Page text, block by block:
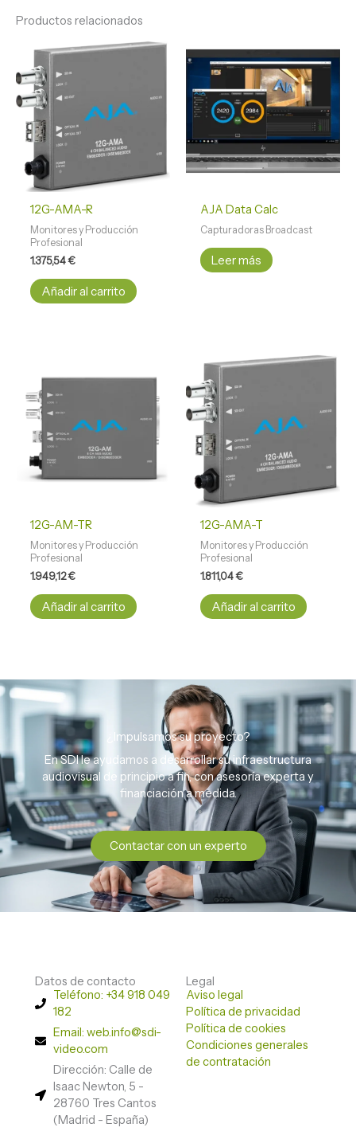
Productos relacionados
12G-AMA-R
Monitores y Producción
Profesional
1.375,54€
Añadir al carrito
AJA Data Calc
Capturadoras Broadcast
Leer más
12G-AM-TR
Monitores y Producción
Profesional
1.949,12€
Añadir al carrito
12G-AMA-T
Monitores y Producción
Profesional
1.811,04€
Añadir al carrito
¿Impulsamos su proyecto?
En SDI le ayudamos a desarrollar su infraestructura
audiovisual de principio a fin, con asesoría experta y
financiación a medida.
Contactar con un experto
Datos de contacto
Teléfono: +34 918 049
182
Email: web.info@sdi-
video.com
Dirección: Calle de
Isaac Newton, 5 -
28760 Tres Cantos
(Madrid - España)
Legal
Aviso legal
Política de privacidad
Política de cookies
Condiciones generales
de contratación